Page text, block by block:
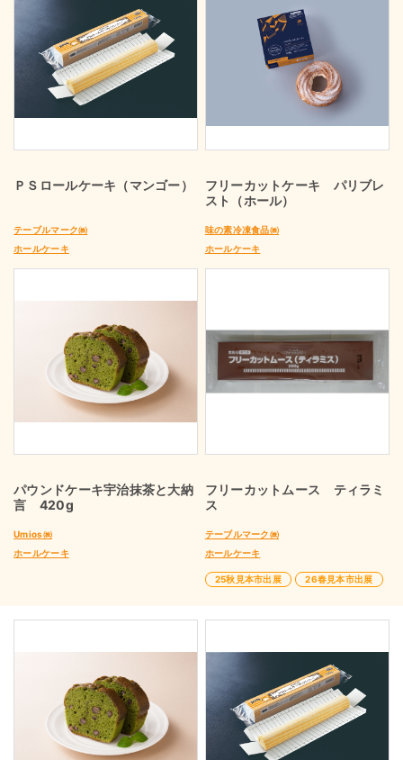
ＰＳロールケーキ（マンゴー）
テーブルマーク㈱
ホールケーキ
フリーカットケーキ パリブレ
スト（ホール）
味の素冷凍食品㈱
ホールケーキ
パウンドケーキ宇治抹茶と大納
言 420g
Umios㈱
ホールケーキ
フリーカットムース ティラミ
ス
テーブルマーク㈱
ホールケーキ
25秋見本市出展 26春見本市出展